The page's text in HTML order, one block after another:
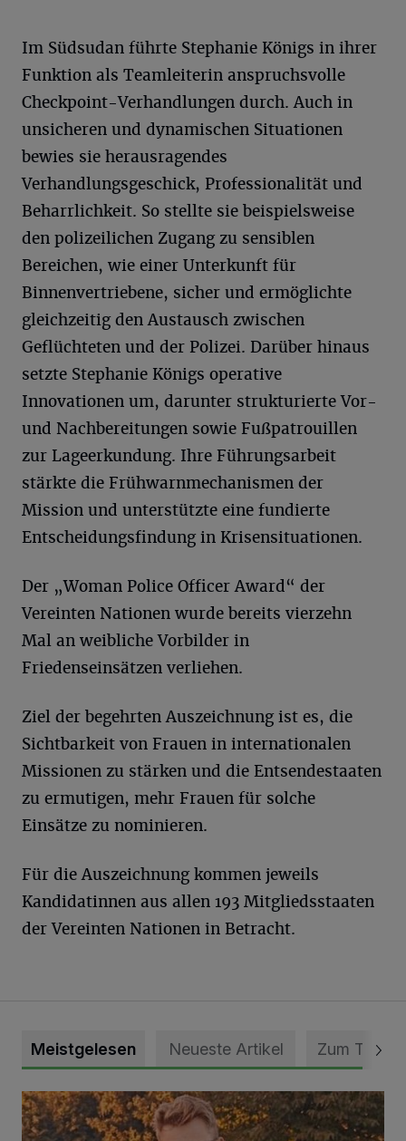
Im Südsudan führte Stephanie Königs in ihrer
Funktion als Teamleiterin anspruchsvolle
Checkpoint-Verhandlungen durch. Auch in
unsicheren und dynamischen Situationen
bewies sie herausragendes
Verhandlungsgeschick, Professionalität und
Beharrlichkeit. So stellte sie beispielsweise
den polizeilichen Zugang zu sensiblen
Bereichen, wie einer Unterkunft für
Binnenvertriebene, sicher und ermöglichte
gleichzeitig den Austausch zwischen
Geflüchteten und der Polizei. Darüber hinaus
setzte Stephanie Königs operative
Innovationen um, darunter strukturierte Vor-
und Nachbereitungen sowie Fußpatrouillen
zur Lageerkundung. Ihre Führungsarbeit
stärkte die Frühwarnmechanismen der
Mission und unterstützte eine fundierte
Entscheidungsfindung in Krisensituationen.
Der „Woman Police Officer Award“ der
Vereinten Nationen wurde bereits vierzehn
Mal an weibliche Vorbilder in
Friedenseinsätzen verliehen.
Ziel der begehrten Auszeichnung ist es, die
Sichtbarkeit von Frauen in internationalen
Missionen zu stärken und die Entsendestaaten
zu ermutigen, mehr Frauen für solche
Einsätze zu nominieren.
Für die Auszeichnung kommen jeweils
Kandidatinnen aus allen 193 Mitgliedsstaaten
der Vereinten Nationen in Betracht.
Meistgelesen Neueste Artikel Zum Thema
Mit Herzblut die Gemeinschaft leben